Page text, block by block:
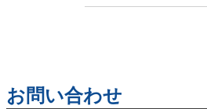
お問い合わせ